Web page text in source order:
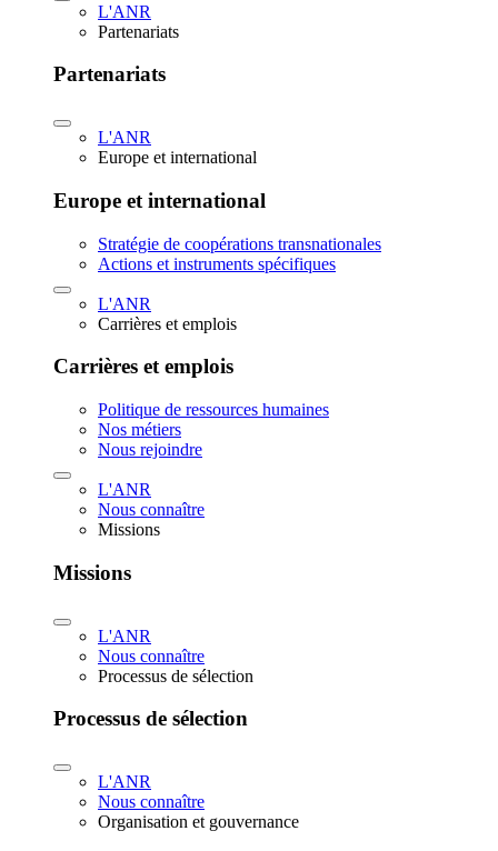
L'ANR
Partenariats
Partenariats
L'ANR
Europe et international
Europe et international
Stratégie de coopérations transnationales
Actions et instruments spécifiques
L'ANR
Carrières et emplois
Carrières et emplois
Politique de ressources humaines
Nos métiers
Nous rejoindre
L'ANR
Nous connaître
Missions
Missions
L'ANR
Nous connaître
Processus de sélection
Processus de sélection
L'ANR
Nous connaître
Organisation et gouvernance